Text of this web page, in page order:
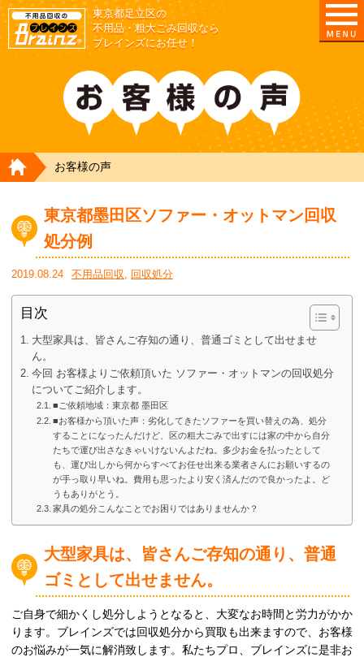
東京都足立区の
不用品・粗大ごみ回収なら
ブレインズにお任せ！
HOME
お客様の声
東京都墨田区ソファー・オットマン回収
処分例
2019.08.24 不用品回収, 回収処分
目次
大型家具は、皆さんご存知の通り、普通ゴミとして出せませ
ん。
今回 お客様よりご依頼頂いた ソファー・オットマンの回収処分
についてご紹介します。
■ご依頼地域：東京都 墨田区
■お客様から頂いた声：劣化してきたソファーを買い替えの為、処分
することになったんだけど、区の粗大ごみで出すには家の中から自分
たちで運び出さなきゃいけないんよだね。多少お金を払ったとして
も、運び出しから何からすべてお任せ出来る業者さんにお願いするの
が手っ取り早いね。費用も思ったより安く済んだので良かったよ。ど
うもありがとう。
家具の処分こんなことでお困りではありませんか？
大型家具は、皆さんご存知の通り、普通
ゴミとして出せません。
ご自身で細かくし処分しようとなると、大変なお時間と労力がかか
ります。ブレインズでは回収処分から買取も出来ますので、お客様
のお悩みが一気に解消致します。私たちプロ、ブレインズに是非お